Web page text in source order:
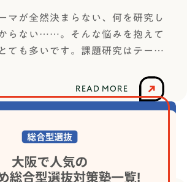
マが全然決まらない、何を研究し
らない……。そんな悩みを抱えて
ても多いです。課題研究はテーマ
る人が大半です。この記事では、
ない理由から具体的な選び方のコ
野別の具体例50個まで徹底解説し
読めば、自分だけのテーマがきっ
いと言われて途方に暮れている場
READ MORE